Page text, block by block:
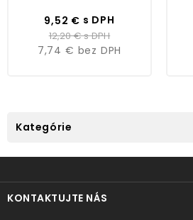
Cena
9,52 € s DPH
12,20 €s DPH
7,74 € bez DPH
Kategórie
KONTAKTUJTE NÁS